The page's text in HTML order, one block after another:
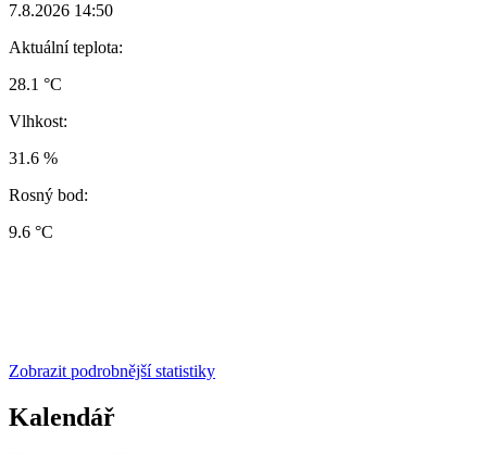
7.8.2026 14:50
Aktuální teplota:
28.1 °C
Vlhkost:
31.6 %
Rosný bod:
9.6 °C
Zobrazit podrobnější statistiky
Kalendář